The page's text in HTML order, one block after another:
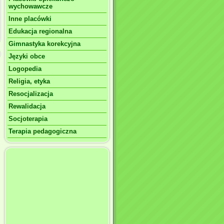
wychowawcze
Inne placówki
Edukacja regionalna
Gimnastyka korekcyjna
Języki obce
Logopedia
Religia, etyka
Resocjalizacja
Rewalidacja
Socjoterapia
Terapia pedagogiczna